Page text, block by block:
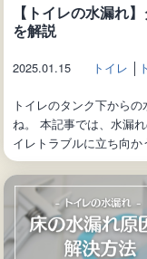
【トイレの水漏れ
を解説
2025.01.15 トイレ │
トイレのタンク下から
ね。 本記事では、水漏
イレトラブルに立ち向